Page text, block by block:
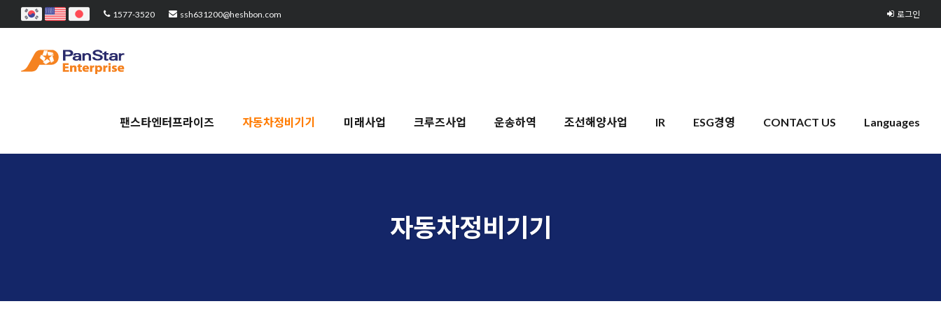
1577-3520 ssh631200@heshbon.com 로그인
팬스타엔터프라이즈 자동차정비기기 미래사업 크루즈사업 운송하역 조선해양사업 IR ESG경영 CONTACT US Languages
자동차정비기기